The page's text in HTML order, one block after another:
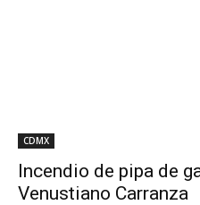
CDMX
Incendio de pipa de
Venustiano Carranza